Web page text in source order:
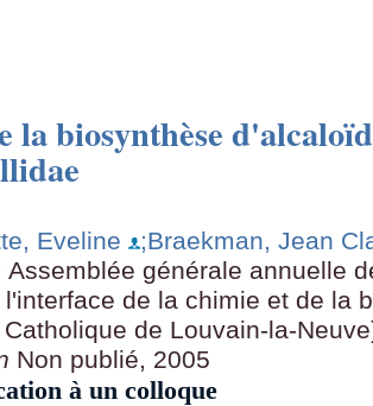
la biosynthèse
Eveline
;Braekman, Jean
Assemblée générale annuelle
l'interface de la chimie et de la
de Louvain-la-
Non publié, 2005
à un colloque